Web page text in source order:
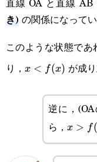
き) の関係になって
このような状態で
り， x<f(x)
x < f(x) が成
逆に，
ら，x > f